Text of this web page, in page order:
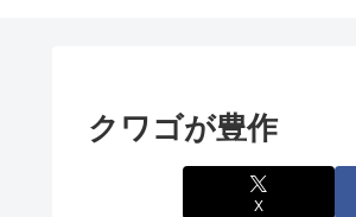
クワゴが豊作
X